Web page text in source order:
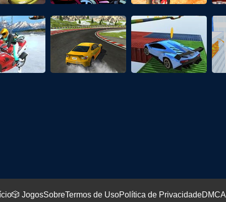
🎲 JogosSobreTermos de UsoPolítica de PrivacidadeDMCA